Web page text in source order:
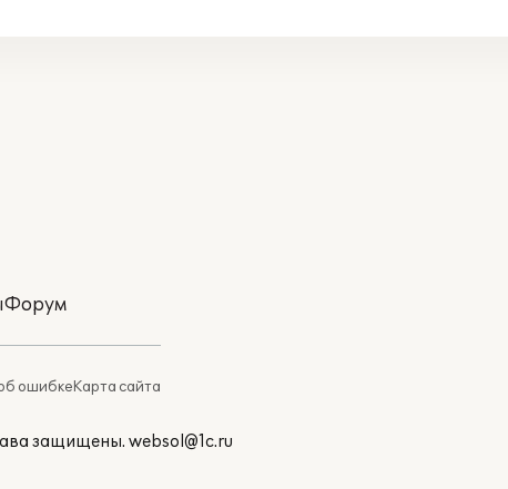
Форум
ошибкеКарта сайта
защищены. websol@1c.ru